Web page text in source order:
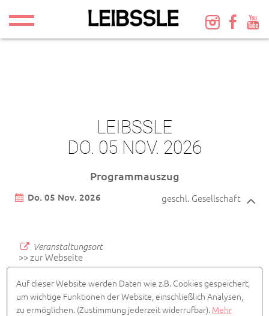
LEIBSSLE
DO. 05 NOV. 2026
Programmauszug
Do. 05 Nov. 2026 geschl. Gesellschaft
Veranstaltungsort
>> zur Webseite
>> zur Anfahrt via Google-Maps
Auf dieser Website werden Daten wie z.B. Cookies gespeichert,
um wichtige Funktionen der Website, einschließlich Analysen,
zu ermöglichen. (Zustimmung jederzeit widerrufbar). Mehr